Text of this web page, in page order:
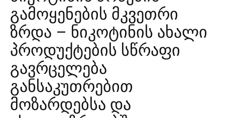
გამოყენების მკვეთრი
ზრდა – ნიკოტინის ახალი
პროდუქტების სწრაფი
გავრცელება
განსაკუთრებით
მოზარდებსა და